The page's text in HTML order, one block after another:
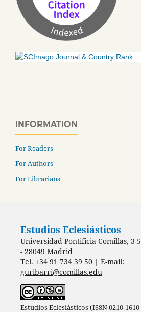
INFORMATION
For Readers
For Authors
For Librarians
Estudios Eclesiásticos
Universidad Pontificia Comillas, 3-5
- 28049 Madrid
Tel. +34 91 734 39 50 | E-mail:
guribarri@comillas.edu
Estudios Eclesiásticos (ISSN 0210-1610